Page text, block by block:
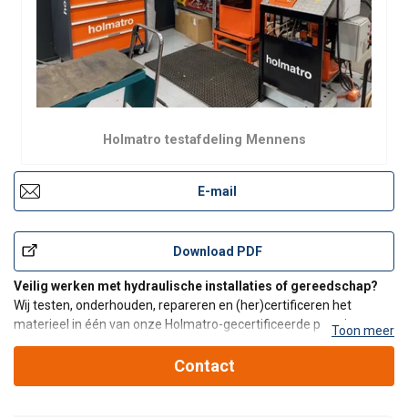
Holmatro testafdeling Mennens
E-mail
Download PDF
Veilig werken met hydraulische installaties of gereedschap?
Wij testen, onderhouden, repareren en (her)certificeren het
materieel in één van onze Holmatro-gecertificeerde premium
service centers. Onze service-werkplaatsen zijn uitgebreid met
professionele, gespecialiseerde testunits voor hydra
Toon meer
Contact